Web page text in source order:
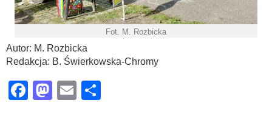
Fot. M. Rozbicka
Autor: M. Rozbicka
Redakcja: B. Świerkowska-Chromy
Facebook
Mastodon
Email